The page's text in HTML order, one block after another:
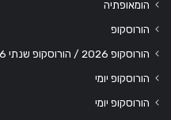
הומאופתיה
הורוסקופ
הורוסקופ 2026 / הורוסקופ שנתי 2026
הורוסקופ יומי
הורוסקופ יומי